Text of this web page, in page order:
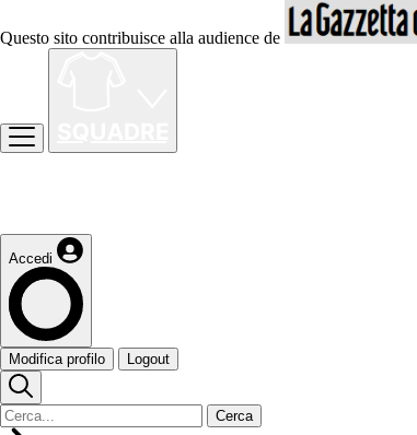
Questo sito contribuisce alla audience de
Accedi
Modifica profilo Logout
Cerca